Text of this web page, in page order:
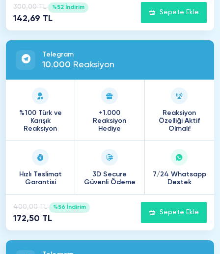
300,00 TL %52 İndirim
142,69 TL
Sepete Ekle
Telegram
10.000 Reaksiyon
%100 Türk ve
Karışık
Reaksiyon
+1.000
Reaksiyon
Hediye
Reaksiyon
Özelliği Aktif
Olmalı!
Hızlı Teslimat
Garantisi
3D Secure
Güvenli Ödeme
7/24 Whatsapp
Destek
400,00 TL %56 İndirim
172,50 TL
Sepete Ekle